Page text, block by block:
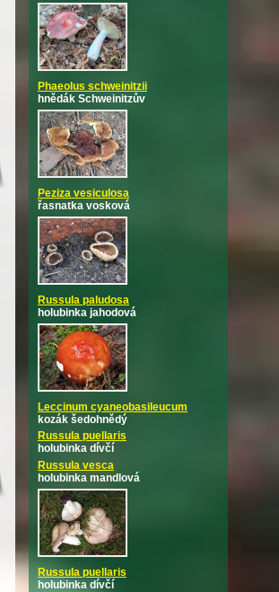
Phaeolus schweinitzii
hnědák Schweinitzův
Peziza vesiculosa
řasnatka vosková
Russula paludosa
holubinka jahodová
Leccinum cyaneobasileucum
kozák šedohnědý
Russula puellaris
holubinka dívčí
Russula vesca
holubinka mandlová
Russula puellaris
holubinka dívčí